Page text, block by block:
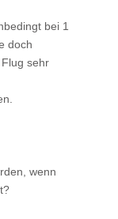
bei 1
doch
sehr
wenn